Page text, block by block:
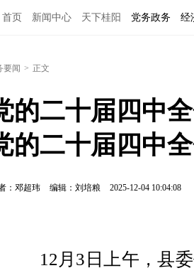
首页 新闻中心 天下桂阳 党务政务 经
要闻 > 正文
的二十届四中
的二十届四中
：邓超玮 编辑：刘培粮 2025-12-04 10:04:08
12月3日上午，县